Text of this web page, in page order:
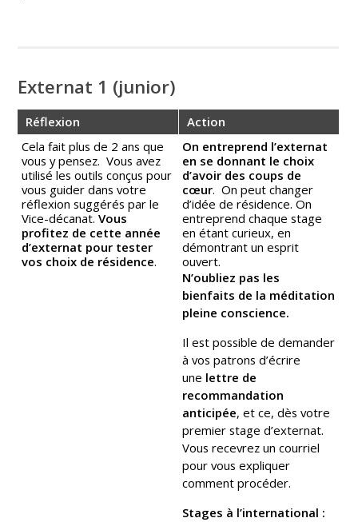
Externat 1 (junior)
Réflexion
Action
Cela fait plus de 2 ans que
vous y pensez. Vous avez
utilisé les outils conçus pour
vous guider dans votre
réflexion suggérés par le
Vice-décanat.Vous
profitez de cette année
d’externat pour tester
vos choix de résidence.
On entreprend l’externat
en se donnant le choix
d’avoir des coups de
cœur. On peut changer
d’idée de résidence. On
entreprend chaque stage
en étant curieux, en
démontrant un esprit
ouvert.
N’oubliez pas les
bienfaits de la méditation
pleine conscience.
Il est possible de demander
à vos patrons d’écrire
une lettre de
recommandation
anticipée, et ce, dès votre
premier stage d’externat.
Vous recevrez un courriel
pour vous expliquer
comment procéder.
Stages à l’international :